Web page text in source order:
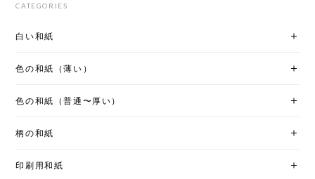
CATEGORIES
白い和紙
色の和紙（薄い）
色の和紙（普通〜厚い）
柄の和紙
印刷用和紙